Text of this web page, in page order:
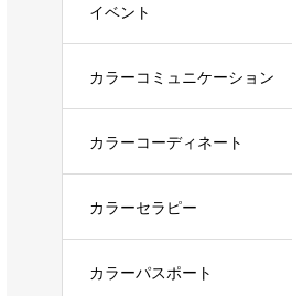
イベント
カラーコミュニケーション
カラーコーディネート
カラーセラピー
カラーパスポート